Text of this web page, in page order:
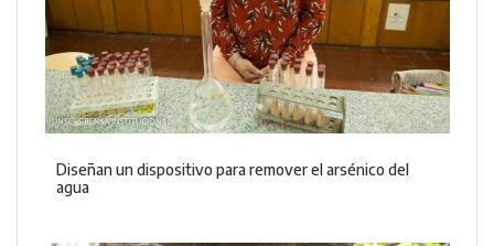
Diseñan un dispositivo para remover el arsénico del
agua